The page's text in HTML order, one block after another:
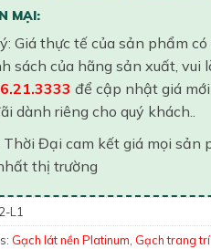
MẠI:
Giá thực tế của sản phẩm
sách của hãng sản xuất, vui
để cập nhật giá
dành riêng cho quý khách..
Thời Đại cam kết giá mọi sản
thị trường
L1
Gạch lát nền Platinum, Gạch trang trí